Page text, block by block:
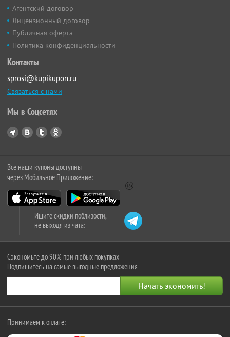
Агентский договор
Лицензионный договор
Публичная оферта
Политика конфиденциальности
Контакты
sprosi@kupikupon.ru
Связаться с нами
Мы в Соцсетях
Все наши купоны доступны
через Мобильное Приложение:
Ищите скидки поблизости,
не выходя из чата:
Сэкономьте до 90% при любых покупках
Подпишитесь на самые выгодные предложения
Принимаем к оплате: